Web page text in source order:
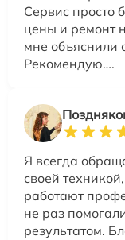
Сервис просто
цены и ремонт
мне объяснили
Рекомендую….
Я всегда
своей
работают
не раз
результатом.